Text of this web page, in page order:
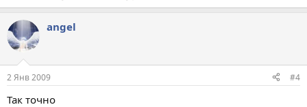
angel
2 Янв 2009 #4
Так точно